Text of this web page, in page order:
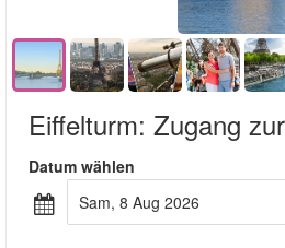
Eiffelturm: Zugang
Datum wählen
Sam, 8 Aug 2026